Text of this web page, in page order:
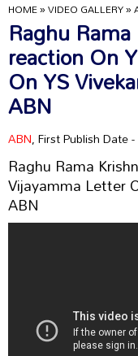
HOME»VIDEO GALLERY»
Raghu
reaction On
On YS
ABN
ABN, First Publish Date
Raghu Rama
Vijayamma Letter
ABN